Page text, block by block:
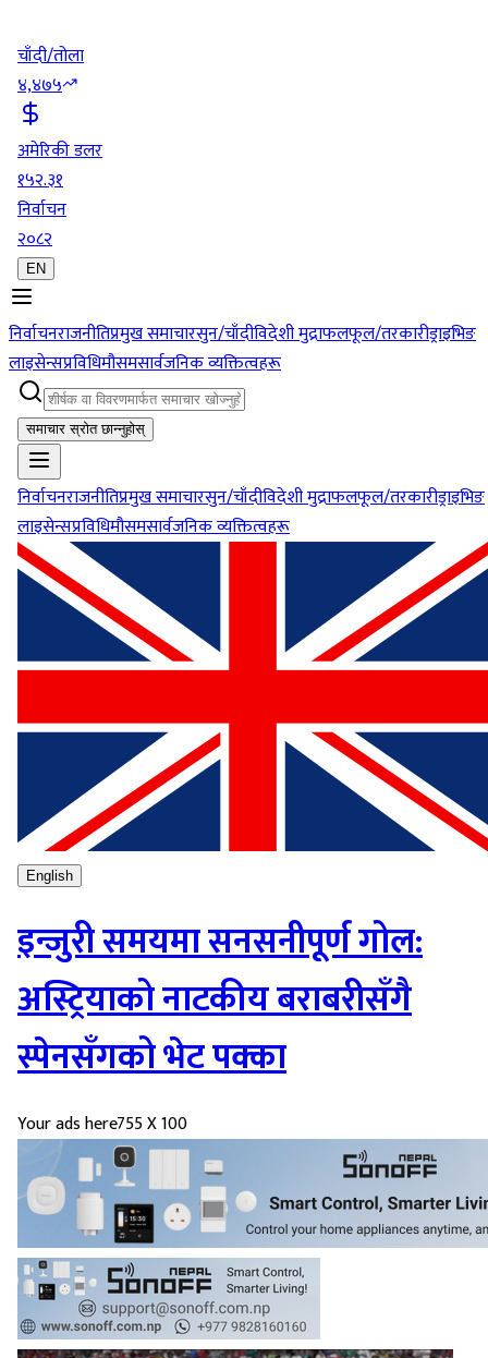
चाँदी/तोला
४,४७५
अमेरिकी डलर
१५२.३१
निर्वाचन
२०८२
EN
निर्वाचनराजनीतिप्रमुख समाचारसुन/चाँदीविदेशी मुद्राफलफूल/तरकारीड्राइभिङ
लाइसेन्सप्रविधिमौसमसार्वजनिक व्यक्तित्वहरू
समाचार स्रोत छान्नुहोस्
निर्वाचनराजनीतिप्रमुख समाचारसुन/चाँदीविदेशी मुद्राफलफूल/तरकारीड्राइभिङ
लाइसेन्सप्रविधिमौसमसार्वजनिक व्यक्तित्वहरू
English
इन्जुरी समयमा सनसनीपूर्ण गोल:
अस्ट्रियाको नाटकीय बराबरीसँगै
स्पेनसँगको भेट पक्का
Your ads here755 X 100